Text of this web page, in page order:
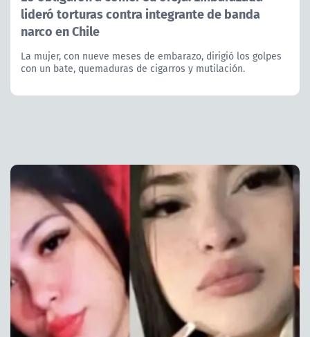
lideró torturas contra integrante de banda
narco en Chile
La mujer, con nueve meses de embarazo, dirigió los golpes
con un bate, quemaduras de cigarros y mutilación.